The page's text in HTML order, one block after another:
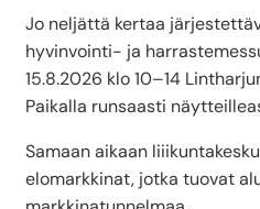
Jo neljättä kertaa
hyvinvointi- ja
15.8.2026 klo 10–14
Paikalla runsaasti
Samaan aikaan
elomarkkinat, jotka tuovat